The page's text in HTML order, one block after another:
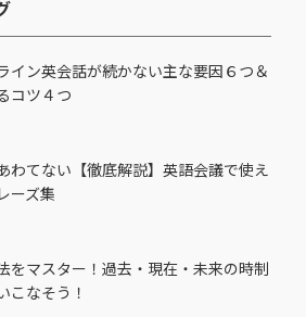
イン英会話が続かない主な要因６つ＆
コツ４つ
わてない【徹底解説】英語会議で使え
ーズ集
をマスター！過去・現在・未来の時制
こなそう！